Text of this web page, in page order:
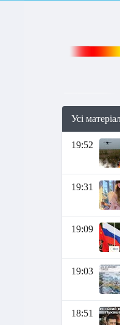
Усі
19:52
19:31
19:09
19:03
18:51